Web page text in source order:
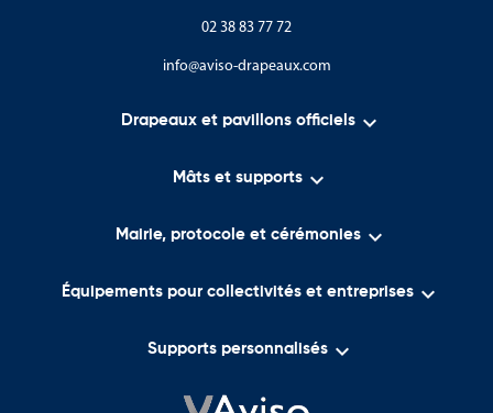
02 38 83 77 72
info@aviso-drapeaux.com
Drapeaux et pavillons officiels 
Mâts et supports 
Mairie, protocole et cérémonies 
Équipements pour collectivités et entreprises 
Supports personnalisés 